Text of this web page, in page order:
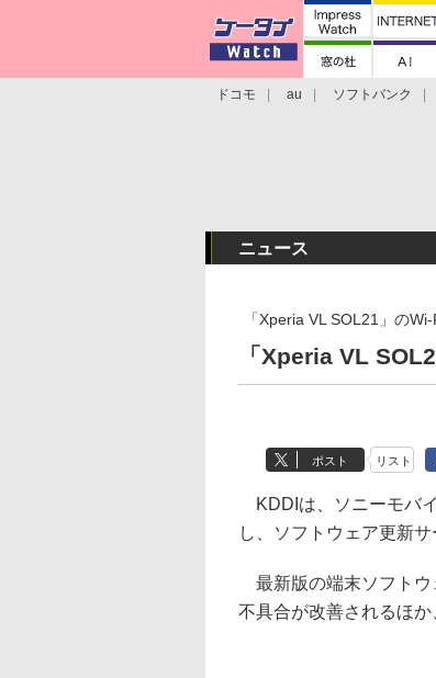
ドコモ au ソフトバンク
ニュース
「Xperia VL SOL21」の
「Xperia VL
ポスト リスト
KDDIは、ソニーモバ
し、ソフトウェア更新
最新版の端末ソフトウ
不具合が改善されるほか